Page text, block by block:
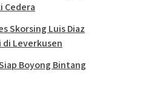
Cedera
Skorsing Luis Diaz
Leverkusen
Boyong Bintang